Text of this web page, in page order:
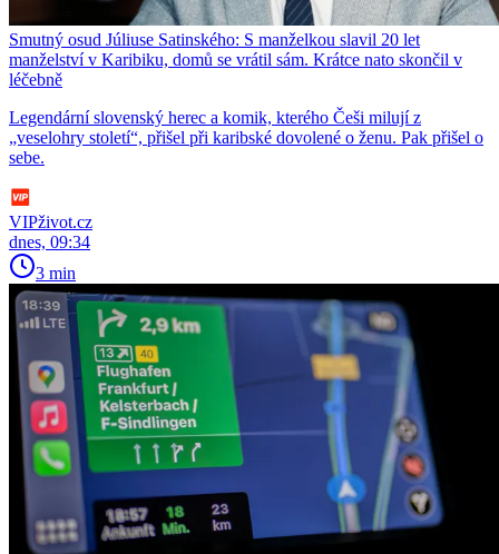
Smutný osud Júliuse Satinského: S manželkou slavil 20 let
manželství v Karibiku, domů se vrátil sám. Krátce nato skončil v
léčebně
Legendární slovenský herec a komik, kterého Češi milují z
„veselohry století“, přišel při karibské dovolené o ženu. Pak přišel o
sebe.
VIPživot.cz
dnes, 09:34
3 min